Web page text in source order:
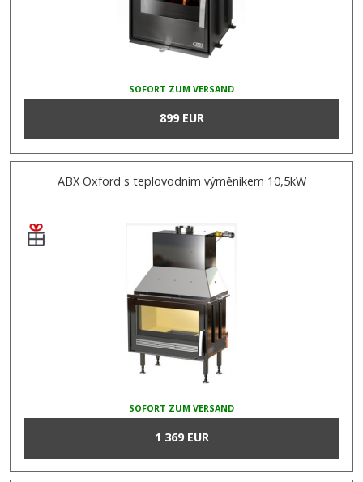
SOFORT ZUM VERSAND
899 EUR
ABX Oxford s teplovodním výměníkem 10,5kW
SOFORT ZUM VERSAND
1 369 EUR